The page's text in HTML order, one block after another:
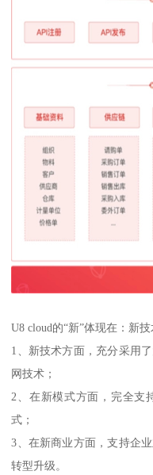
U8 cloud的“新”体现在：新
1、新技术方面，充分采用
网技术；
2、在新模式方面，完全支
式；
3、在新商业方面，支持企
转型升级。